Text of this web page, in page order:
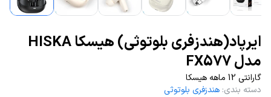
ایرپاد(هندزفری بلوتوثی) هیسکا HISKA
مدل FX577
گارانتی 12 ماهه هیسکا
دسته بندی: هندزفری بلوتوثی